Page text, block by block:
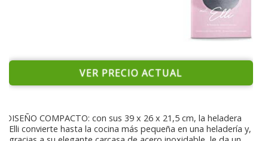
VER PRECIO ACTUAL
DISEÑO COMPACTO: con sus 39 x 26 x 21,5 cm, la heladera
Elli convierte hasta la cocina más pequeña en una heladería y,